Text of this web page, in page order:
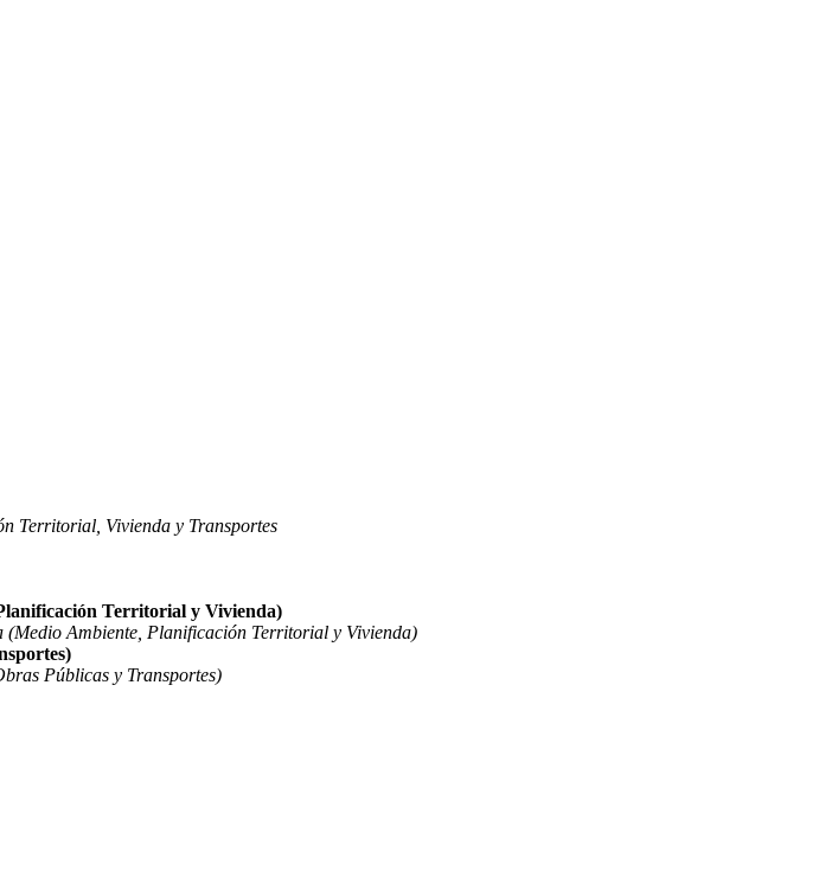
Territorial, Vivienda y Transportes
Territorial y Vivienda)
Ambiente, Planificación Territorial y Vivienda)
Públicas y Transportes)